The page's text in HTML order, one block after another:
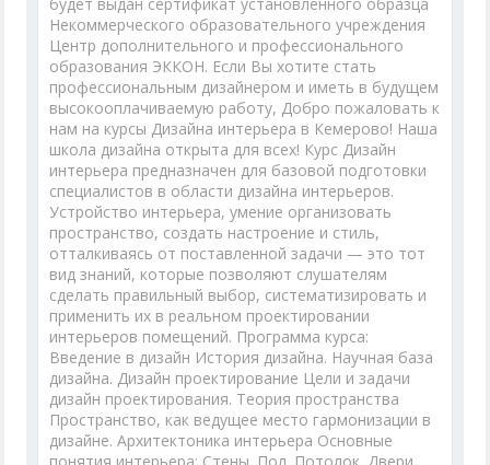
Некоммерческого образовательного учреждения
Центр дополнительного и профессионального
образования ЭККОН. Если Вы хотите стать
профессиональным дизайнером и иметь в будущем
высокооплачиваемую работу, Добро пожаловать к
нам на курсы Дизайна интерьера в Кемерово! Наша
школа дизайна открыта для всех! Курс Дизайн
интерьера предназначен для базовой подготовки
специалистов в области дизайна интерьеров.
Устройство интерьера, умение организовать
пространство, создать настроение и стиль,
отталкиваясь от поставленной задачи — это тот
вид знаний, которые позволяют слушателям
сделать правильный выбор, систематизировать и
применить их в реальном проектировании
интерьеров помещений. Программа курса:
Введение в дизайн История дизайна. Научная база
дизайна. Дизайн проектирование Цели и задачи
дизайн проектирования. Теория пространства
Пространство, как ведущее место гармонизации в
дизайне. Архитектоника интерьера Основные